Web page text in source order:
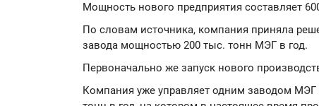
Мощность нового предприятия составляет
По словам источника, компания приняла
завода мощностью 200 тыс. тонн МЭГ в год.
Первоначально же запуск нового
Компания уже управляет одним заводом